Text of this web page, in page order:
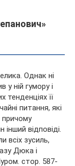
Однак ні
у ній гумору і
тенденціях її
питання, які
причому
відповіді.
всіх зусиль,
Дюка і
стор. 587-